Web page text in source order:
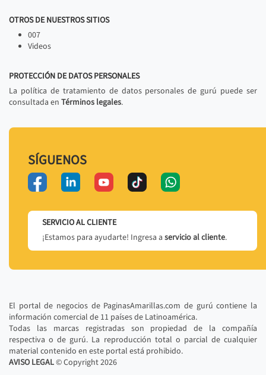
OTROS DE NUESTROS SITIOS
007
Videos
PROTECCIÓN DE DATOS PERSONALES
La política de tratamiento de datos personales de gurú puede ser
consultada en Términos legales.
SÍGUENOS
SERVICIO AL CLIENTE
¡Estamos para ayudarte! Ingresa a servicio al cliente.
El portal de negocios de PaginasAmarillas.com de gurú contiene la
información comercial de 11 países de Latinoamérica.
Todas las marcas registradas son propiedad de la compañía
respectiva o de gurú. La reproducción total o parcial de cualquier
material contenido en este portal está prohibido.
AVISO LEGAL© Copyright2026